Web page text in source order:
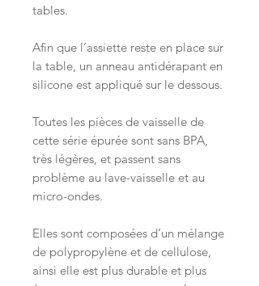
tables.
Afin que l’assiette reste en place sur
la table, un anneau antidérapant en
silicone est appliqué sur le dessous.
Toutes les pièces de vaisselle de
cette série épurée sont sans BPA,
très légères, et passent sans
problème au lave-vaisselle et au
micro-ondes.
Elles sont composées d’un mélange
de polypropylène et de cellulose,
ainsi elle est plus durable et plus